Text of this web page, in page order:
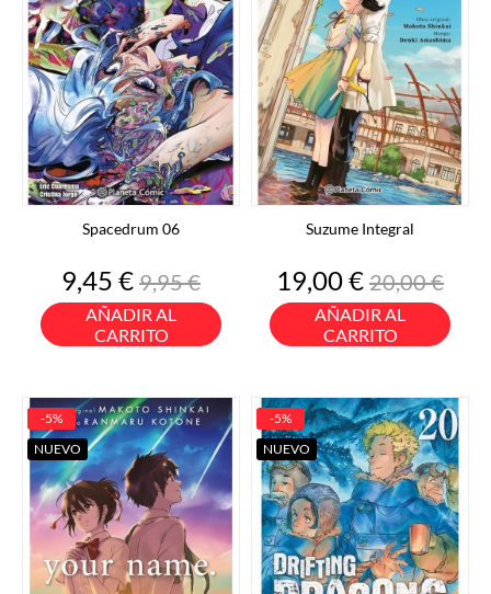
Spacedrum 06
Precio
9,45 €Precio
base
9,95 €
AÑADIR AL
CARRITO
Suzume Integral
Precio
19,00 €Precio
base
20,00 €
AÑADIR AL
CARRITO
-5%
NUEVO
-5%
NUEVO